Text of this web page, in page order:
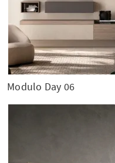
Modulo Day 06